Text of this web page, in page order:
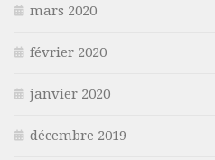
mars 2020
février 2020
janvier 2020
décembre 2019